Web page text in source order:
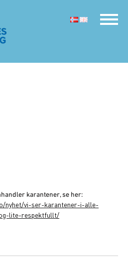
karantener, se her:
nyhet/vi-ser-karantener-i-alle-
lite-respektfullt/